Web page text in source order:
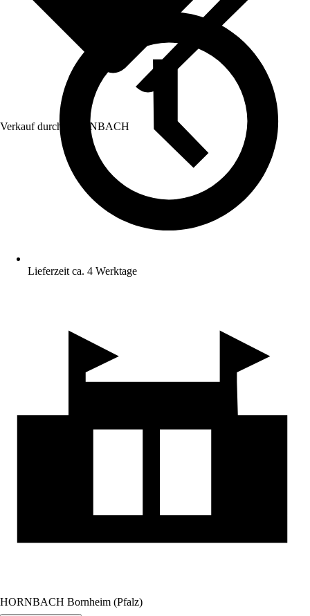
Verkauf durch: HORNBACH
Lieferzeit ca. 4 Werktage
HORNBACH Bornheim (Pfalz)